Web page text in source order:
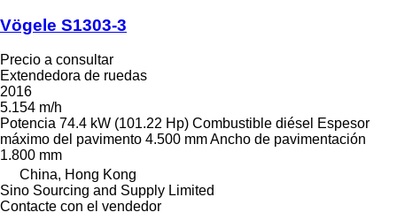
Vögele S1303-3
Precio a consultar
Extendedora de ruedas
2016
5.154 m/h
Potencia 74.4 kW (101.22 Hp) Combustible diésel Espesor
máximo del pavimento 4.500 mmAncho de pavimentación
1.800 mm
China, Hong Kong
Sino Sourcing and Supply Limited
Contacte con el vendedor